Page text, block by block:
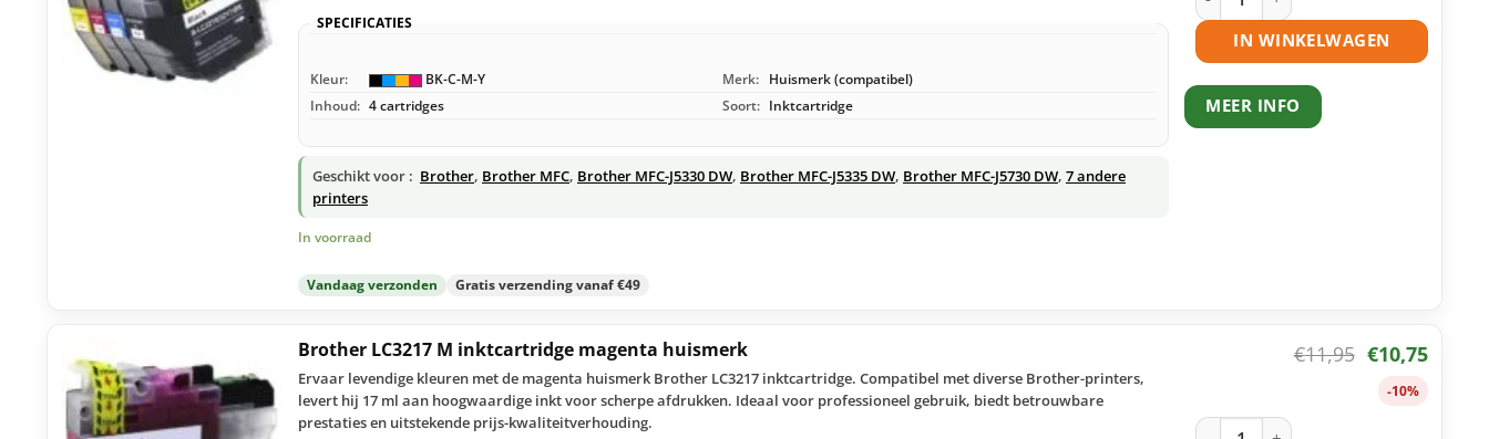
SPECIFICATIES
Kleur: BK-C-M-Y Merk: Huismerk (compatibel)
Inhoud: 4 cartridges Soort: Inktcartridge
Geschikt voor : Brother, Brother MFC, Brother MFC-J5330 DW, Brother MFC-J5335 DW, Brother MFC-J5730 DW, 7 andere
printers
In voorraad
Vandaag verzonden Gratis verzending vanaf €49
IN WINKELWAGEN
MEER INFO
Brother LC3217 M inktcartridge magenta huismerk
Ervaar levendige kleuren met de magenta huismerk Brother LC3217 inktcartridge. Compatibel met diverse Brother-printers,
levert hij 17 ml aan hoogwaardige inkt voor scherpe afdrukken. Ideaal voor professioneel gebruik, biedt betrouwbare
prestaties en uitstekende prijs-kwaliteitverhouding.
€11,95 €10,75
-10%
Brother LC3217 M inktcartridge